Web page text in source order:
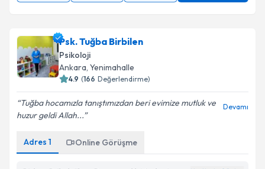
Psk. Tuğba Birbilen
Psikoloji
Ankara, Yenimahalle
4.9 (166 Değerlendirme)
Tuğba hocamızla tanıştımızdan beri evimize mutluk ve
huzur geldi Allah...
Devamı
Adres 1 Online Görüşme